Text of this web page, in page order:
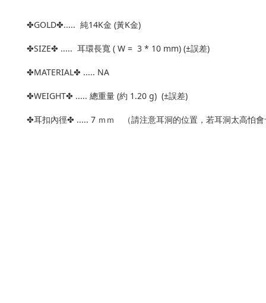
✤GOLD✤..... 純14K金 (黃K金)
✤SIZE✤ ..... 耳環長寬 ( W = 3 * 10 mm) (±誤差)
✤MATERIAL✤ ..... NA
✤WEIGHT✤ ..... 總重量 (約 1.20 g) (±誤差)
✤耳扣內徑✤ ..... 7 ｍｍ （請注意耳洞的位置，若耳洞太高怕會